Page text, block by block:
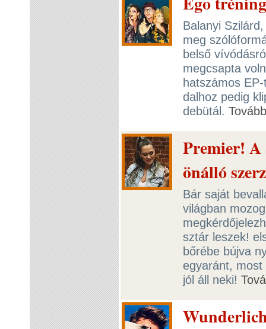
Balanyi
meg
belső
megcsapta
hatszámos
dalhoz pedig
debütál. Tovább
Premier! A
önálló
Bár saját
világban
sztár leszek!
bőrébe bújva
egyaránt,
jól áll neki!